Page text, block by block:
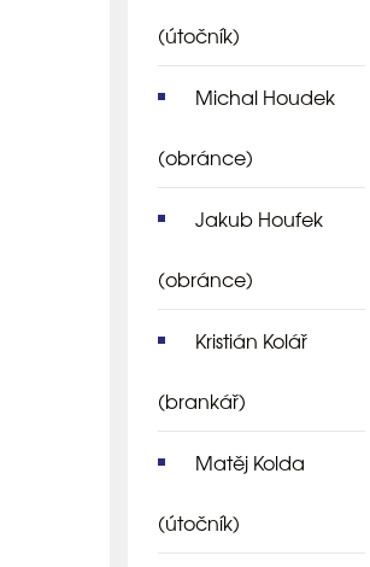
(útočník)
Michal Houdek
(obránce)
Jakub Houfek
(obránce)
Kristián Kolář
(brankář)
Matěj Kolda
(útočník)